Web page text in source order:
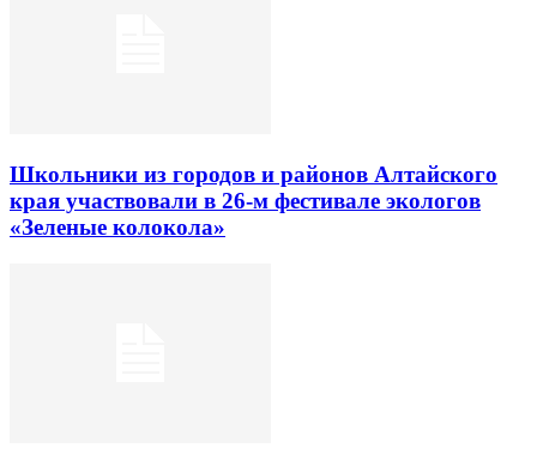
Школьники из городов и районов Алтайского
края участвовали в 26-м фестивале экологов
«Зеленые колокола»